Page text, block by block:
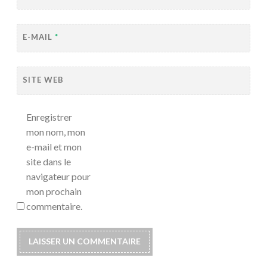
E-MAIL *
SITE WEB
Enregistrer
mon nom, mon
e-mail et mon
site dans le
navigateur pour
mon prochain
commentaire.